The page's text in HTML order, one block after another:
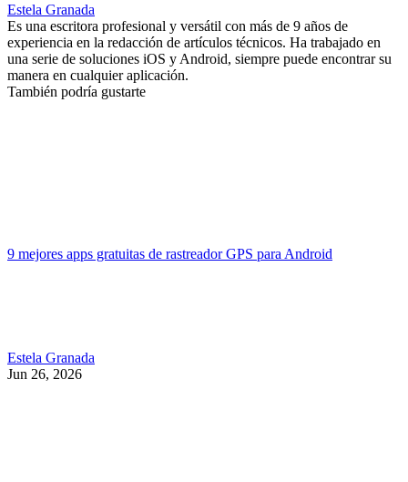
Estela Granada
Es una escritora profesional y versátil con más de 9 años de
experiencia en la redacción de artículos técnicos. Ha trabajado en
una serie de soluciones iOS y Android, siempre puede encontrar su
manera en cualquier aplicación.
También podría gustarte
9 mejores apps gratuitas de rastreador GPS para Android
Estela Granada
Jun 26, 2026